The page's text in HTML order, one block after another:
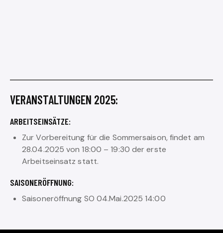
VERANSTALTUNGEN 2025:
ARBEITSEINSÄTZE:
Zur Vorbereitung für die Sommersaison, findet am
28.04.2025 von 18:00 – 19:30 der erste
Arbeitseinsatz statt.
SAISONERÖFFNUNG:
Saisoneröffnung SO 04.Mai.2025 14:00